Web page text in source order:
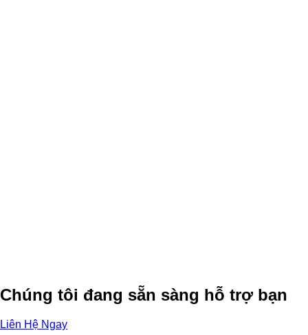
Chúng tôi đang sẵn sàng hỗ trợ bạn
Liên Hệ Ngay